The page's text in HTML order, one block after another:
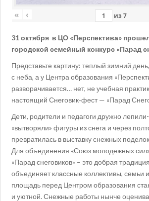
« ‹ из 7
31 октября в ЦО «Перспектива»
городской семейный конкурс «Парад
Представьте картину: теплый зимний
с неба, а у Центра образования
разворачивается… нет, не учебная
настоящий Снеговик‑фест — «Парад
Дети, родители и педагоги дружно
«вытворяли» фигуры из снега и через
превратилась в выставку снежных
Для объединения «Союз молодежных
«Парад снеговиков» – это добрая
объединяет классные коллективы, семьи
площадь перед Центром образования
и уютной. Снежные работы нынче